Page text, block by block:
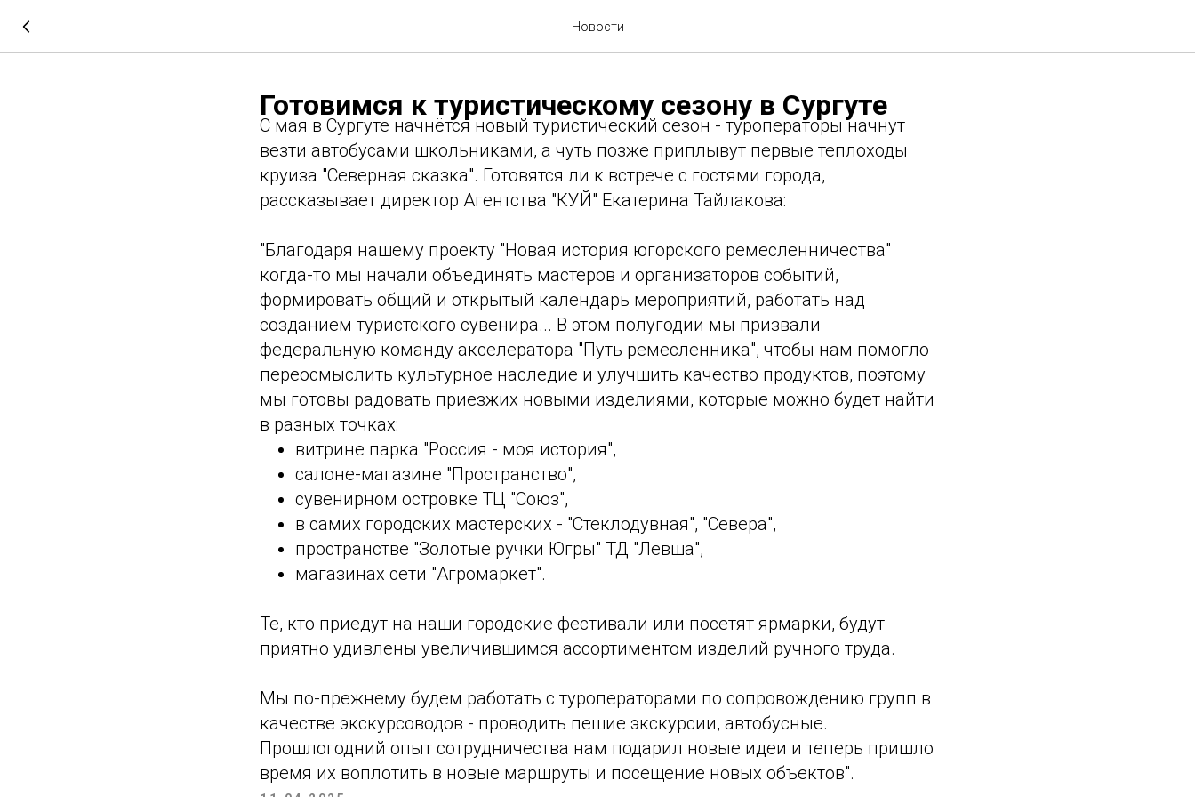
Новости
Готовимся к туристическому сезону в Сургуте
С мая в Сургуте начнётся новый туристический сезон - туроператоры начнут
везти автобусами школьниками, а чуть позже приплывут первые теплоходы
круиза "Северная сказка". Готовятся ли к встрече с гостями города,
рассказывает директор Агентства "КУЙ" Екатерина Тайлакова:
"Благодаря нашему проекту "Новая история югорского ремесленничества"
когда-то мы начали объединять мастеров и организаторов событий,
формировать общий и открытый календарь мероприятий, работать над
созданием туристского сувенира... В этом полугодии мы призвали
федеральную команду акселератора "Путь ремесленника", чтобы нам помогло
переосмыслить культурное наследие и улучшить качество продуктов, поэтому
мы готовы радовать приезжих новыми изделиями, которые можно будет найти
в разных точках:
витрине парка "Россия - моя история",
салоне-магазине "Пространство",
сувенирном островке ТЦ "Союз",
в самих городских мастерских - "Стеклодувная", "Севера",
пространстве "Золотые ручки Югры" ТД "Левша",
магазинах сети "Агромаркет".
Те, кто приедут на наши городские фестивали или посетят ярмарки, будут
приятно удивлены увеличившимся ассортиментом изделий ручного труда.
Мы по-прежнему будем работать с туроператорами по сопровождению групп в
качестве экскурсоводов - проводить пешие экскурсии, автобусные.
Прошлогодний опыт сотрудничества нам подарил новые идеи и теперь пришло
время их воплотить в новые маршруты и посещение новых объектов".